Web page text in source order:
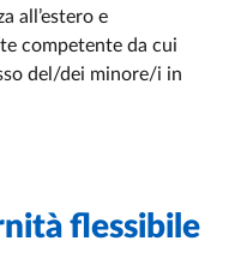
all’estero e
competente da cui
del/dei minore/i in
flessibile